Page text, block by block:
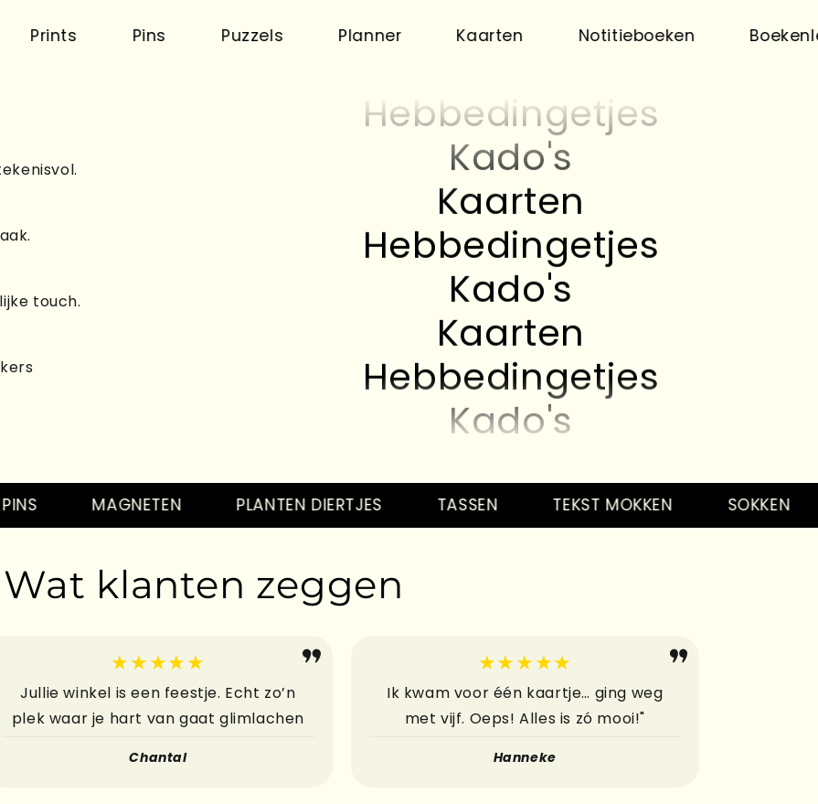
Puzzels Planner Kaarten Notitieboeken
touch.
Kaarten
Kado's
Kaarten
Hebbedingetjes
Kado's
Kaarten
Hebbedingetjes
Kado's
Kaarten
Hebbedingetjes
Kado's
Hebbedingetjes
Kado's
Kaarten
Hebbedingetjes
MAGNETEN PLANTEN DIERTJES TASSEN TEKST MOKKEN SOKKEN
Wat klanten zeggen
★★★★★
Jullie winkel is een feestje. Echt zo’n
plek waar je hart van gaat glimlachen
Chantal
★★★★★
Ik kwam voor één kaartje… ging weg
met vijf. Oeps! Alles is zó mooi!"
Hanneke